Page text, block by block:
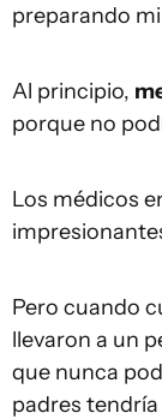
preparando
Al principio,
porque no
Los médicos
Pero cuando
llevaron a un
que nunca
padres